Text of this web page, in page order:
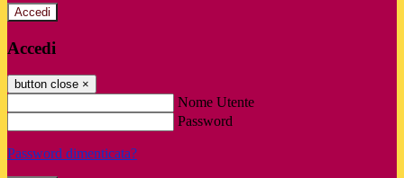
Accedi
Accedi
button close ×
Nome Utente
Password
Password dimenticata?